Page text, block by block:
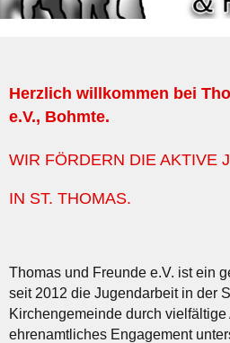
Herzlich willkommen bei
e.V., Bohmte.
WIR FÖRDERN DIE AKTIVE
IN ST. THOMAS.
Thomas und Freunde e.V. ist ein
seit 2012 die Jugendarbeit in der
Kirchengemeinde durch vielfältige
ehrenamtliches Engagement